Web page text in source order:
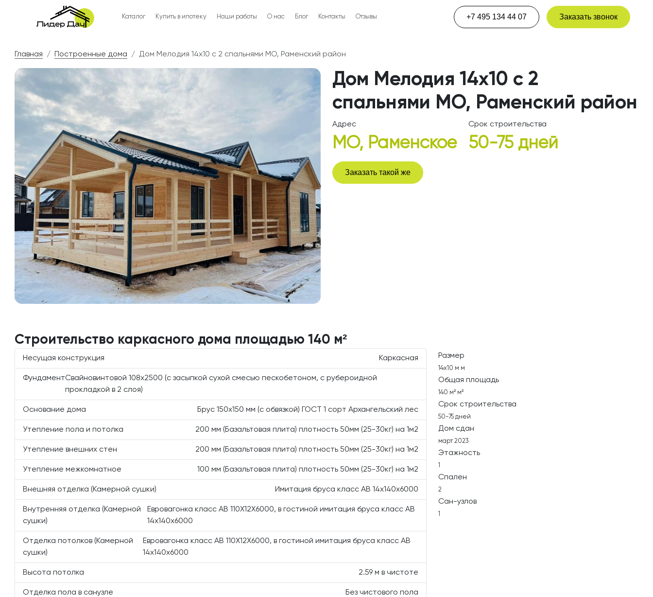
Каталог Купить в ипотеку Наши работы О нас Блог Контакты Отзывы +7 495 134 44 07 Заказать звонок
Главная Построенные дома Дом Мелодия 14х10 с 2 спальнями МО, Раменский район
Дом Мелодия 14х10 с 2
спальнями МО, Раменский район
Адрес
МО, Раменское
Срок строительства
50-75 дней
Заказать такой же
Строительство каркасного дома площадью 140 м²
Несущая конструкция Каркасная
ФундаментСвайновинтовой 108х2500 (с засыпкой сухой смесью пескобетоном, с рубероидной
прокладкой в 2 слоя)
Основание дома Брус 150х150 мм (с обвязкой) ГОСТ 1 сорт Архангельский лес
Утепление пола и потолка 200 мм (Базальтовая плита) плотность 50мм (25-30кг) на 1м2
Утепление внешних стен 200 мм (Базальтовая плита) плотность 50мм (25-30кг) на 1м2
Утепление межкомнатное 100 мм (Базальтовая плита) плотность 50мм (25-30кг) на 1м2
Внешняя отделка (Камерной сушки) Имитация бруса класс АВ 14х140х6000
Внутренняя отделка (Камерной
сушки)
Евровагонка класс АВ 110Х12Х6000, в гостиной имитация бруса класс АВ
14х140х6000
Отделка потолков (Камерной
сушки)
Евровагонка класс АВ 110Х12Х6000, в гостиной имитация бруса класс АВ
14х140х6000
Высота потолка 2.59 м в чистоте
Отделка пола в санузле Без чистового пола
Размер
14х10 м м
Общая площадь
140 м² м²
Срок строительства
50-75 дней
Дом сдан
март 2023
Этажность
1
Спален
2
Сан-узлов
1